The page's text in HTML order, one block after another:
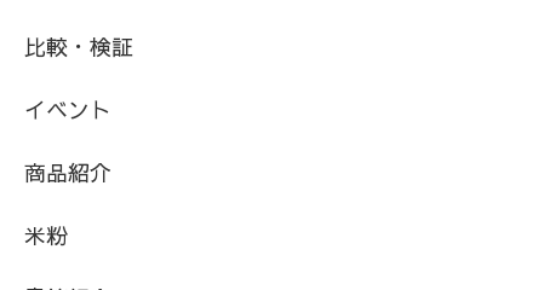
比較・検証
イベント
商品紹介
米粉